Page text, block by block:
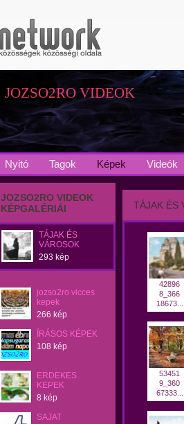
JOZSO2RO VIDEOK
Nyitó Tagok Képek Videók
JOZSO2RO VIDEOK
KÉPGALÉRIÁI
TÁJAK ÉS
VÁROSOK
293 kép
jozso2ro vicces
kepek
266 kép
ÍRÁSOS KÉPEK
108 kép
ERDEKES
KEPEK
8 kép
SAJAT
TÁJAK ÉS
42896
8_366
18673...
53451
9_360
67333...